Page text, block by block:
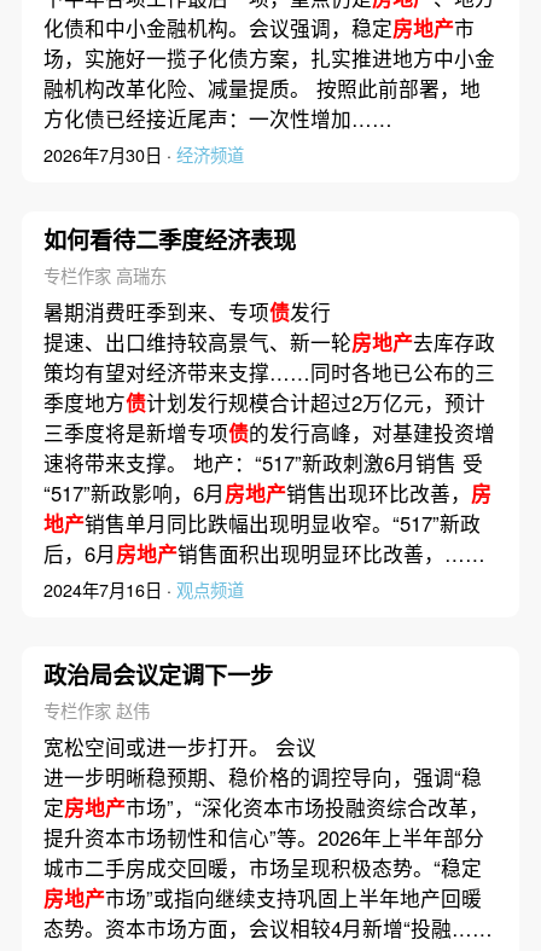
化债和中小金融机构。会议强调，稳定房地产市
场，实施好一揽子化债方案，扎实推进地方中小金
融机构改革化险、减量提质。 按照此前部署，地
方化债已经接近尾声：一次性增加……
2026年7月30日 · 经济频道
如何看待二季度经济表现
专栏作家 高瑞东
暑期消费旺季到来、专项债发行
提速、出口维持较高景气、新一轮房地产去库存政
策均有望对经济带来支撑……同时各地已公布的三
季度地方债计划发行规模合计超过2万亿元，预计
三季度将是新增专项债的发行高峰，对基建投资增
速将带来支撑。 地产：“517”新政刺激6月销售 受
“517”新政影响，6月房地产销售出现环比改善， 房
地产销售单月同比跌幅出现明显收窄。“517”新政
后，6月房地产销售面积出现明显环比改善，……
2024年7月16日 · 观点频道
政治局会议定调下一步
专栏作家 赵伟
宽松空间或进一步打开。 会议
进一步明晰稳预期、稳价格的调控导向，强调“稳
定房地产市场”，“深化资本市场投融资综合改革，
提升资本市场韧性和信心”等。2026年上半年部分
城市二手房成交回暖，市场呈现积极态势。“稳定
房地产市场”或指向继续支持巩固上半年地产回暖
态势。资本市场方面，会议相较4月新增“投融……